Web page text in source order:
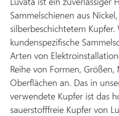
Sammelschienen aus
silberbeschichtetem Kupfer.
kundenspezifische
Arten von
Reihe von Formen,
Oberflächen an. Das in
verwendete Kupfer ist das
sauerstofffreie Kupfer von